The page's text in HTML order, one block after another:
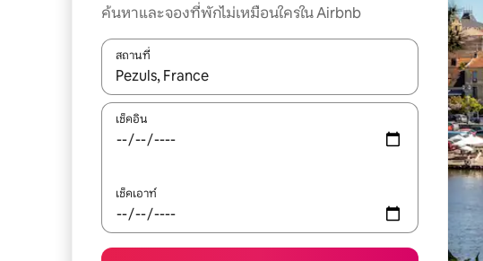
ค้นหาและจองที่พักไม่เหมือนใครใน Airbnb
สถานที่
ใช้ลูกศรขึ้นลง หรือใช้การสัมผัสหรือปัด เพื่อสำรวจผลการค้นหา
เช็คอิน
เช็คเอาท์